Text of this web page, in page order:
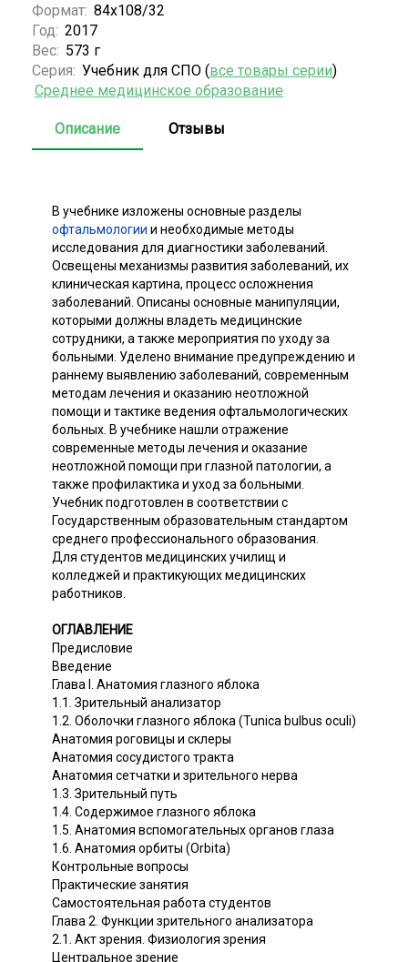
Формат: 84х108/32
Год: 2017
Вес: 573 г
Серия: Учебник для СПО (все товары серии)
Среднее медицинское образование
Описание Отзывы
В учебнике изложены основные разделы
офтальмологии и необходимые методы
исследования для диагностики заболеваний.
Освещены механизмы развития заболеваний, их
клиническая картина, процесс осложнения
заболеваний. Описаны основные манипуляции,
которыми должны владеть медицинские
сотрудники, а также мероприятия по уходу за
больными. Уделено внимание предупреждению и
раннему выявлению заболеваний, современным
методам лечения и оказанию неотложной
помощи и тактике ведения офтальмологических
больных. В учебнике нашли отражение
современные методы лечения и оказание
неотложной помощи при глазной патологии, а
также профилактика и уход за больными.
Учебник подготовлен в соответствии с
Государственным образовательным стандартом
среднего профессионального образования.
Для студентов медицинских училищ и
колледжей и практикующих медицинских
работников.
ОГЛАВЛЕНИЕ
Предисловие
Введение
Глава I. Анатомия глазного яблока
1.1. Зрительный анализатор
1.2. Оболочки глазного яблока (Tunica bulbus oculi)
Анатомия роговицы и склеры
Анатомия сосудистого тракта
Анатомия сетчатки и зрительного нерва
1.3. Зрительный путь
1.4. Содержимое глазного яблока
1.5. Анатомия вспомогательных органов глаза
1.6. Анатомия орбиты (Orbita)
Контрольные вопросы
Практические занятия
Самостоятельная работа студентов
Глава 2. Функции зрительного анализатора
2.1. Акт зрения. Физиология зрения
Центральное зрение